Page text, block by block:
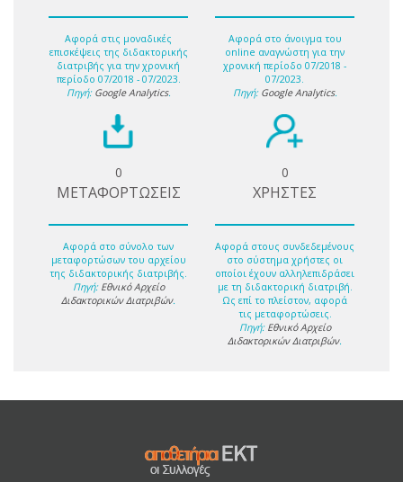
Αφορά στις μοναδικές
επισκέψεις της διδακτορικής
διατριβής για την χρονική
περίοδο 07/2018 - 07/2023.
Πηγή: Google Analytics.
Αφορά στο άνοιγμα του
online αναγνώστη για την
χρονική περίοδο 07/2018 -
07/2023.
Πηγή: Google Analytics.
0
ΜΕΤΑΦΟΡΤΩΣΕΙΣ
Αφορά στο σύνολο των
μεταφορτώσων του αρχείου
της διδακτορικής διατριβής.
Πηγή: Εθνικό Αρχείο
Διδακτορικών Διατριβών.
0
ΧΡΗΣΤΕΣ
Αφορά στους συνδεδεμένους
στο σύστημα χρήστες οι
οποίοι έχουν αλληλεπιδράσει
με τη διδακτορική διατριβή.
Ως επί το πλείστον, αφορά
τις μεταφορτώσεις.
Πηγή: Εθνικό Αρχείο
Διδακτορικών Διατριβών.